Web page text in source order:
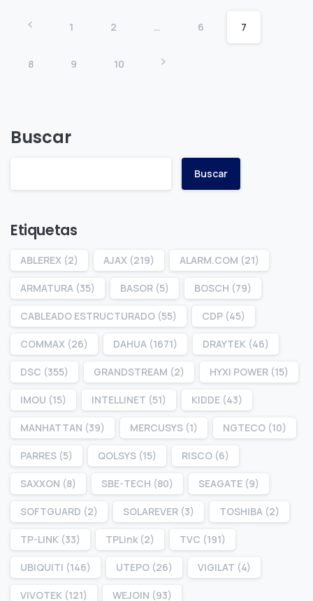
1 2 … 6 7
8 9 10
Buscar
Buscar
Etiquetas
ABLEREX (2) AJAX (219) ALARM.COM (21)
ARMATURA (35) BASOR (5) BOSCH (79)
CABLEADO ESTRUCTURADO (55) CDP (45)
COMMAX (26) DAHUA (1671) DRAYTEK (46)
DSC (355) GRANDSTREAM (2) HYXI POWER (15)
IMOU (15) INTELLINET (51) KIDDE (43)
MANHATTAN (39) MERCUSYS (1) NGTECO (10)
PARRES (5) QOLSYS (15) RISCO (6)
SAXXON (8) SBE-TECH (80) SEAGATE (9)
SOFTGUARD (2) SOLAREVER (3) TOSHIBA (2)
TP-LINK (33) TPLink (2) TVC (191)
UBIQUITI (146) UTEPO (26) VIGILAT (4)
VIVOTEK (121) WEJOIN (93)